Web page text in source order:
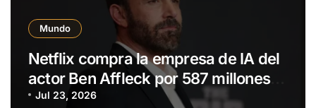
Mundo
Netflix compra la empresa de IA del
actor Ben Affleck por 587 millones
de dólares
Jul 23, 2026